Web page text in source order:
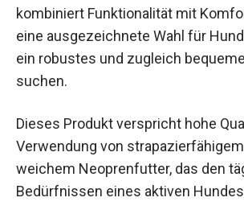
kombiniert Funktionalität mit
eine ausgezeichnete Wahl für
ein robustes und zugleich
suchen.
Dieses Produkt verspricht hohe
Verwendung von
weichem Neoprenfutter, das den
Bedürfnissen eines aktiven